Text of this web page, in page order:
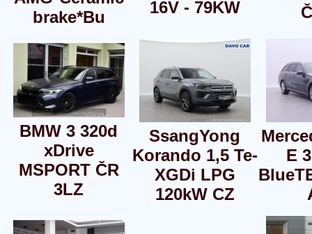
brake*Bu
16V - 79KW
BMW 3 320d
xDrive
MSPORT ČR
3LZ
SsangYong
Korando 1,5 Te-
XGDi LPG
120kW CZ
E